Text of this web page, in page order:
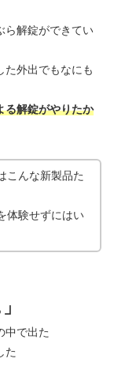
ら解錠ができてい
た外出でもなにも
る解錠がやりたか
こんな新製品た
体験せずにはい
中で出た
た